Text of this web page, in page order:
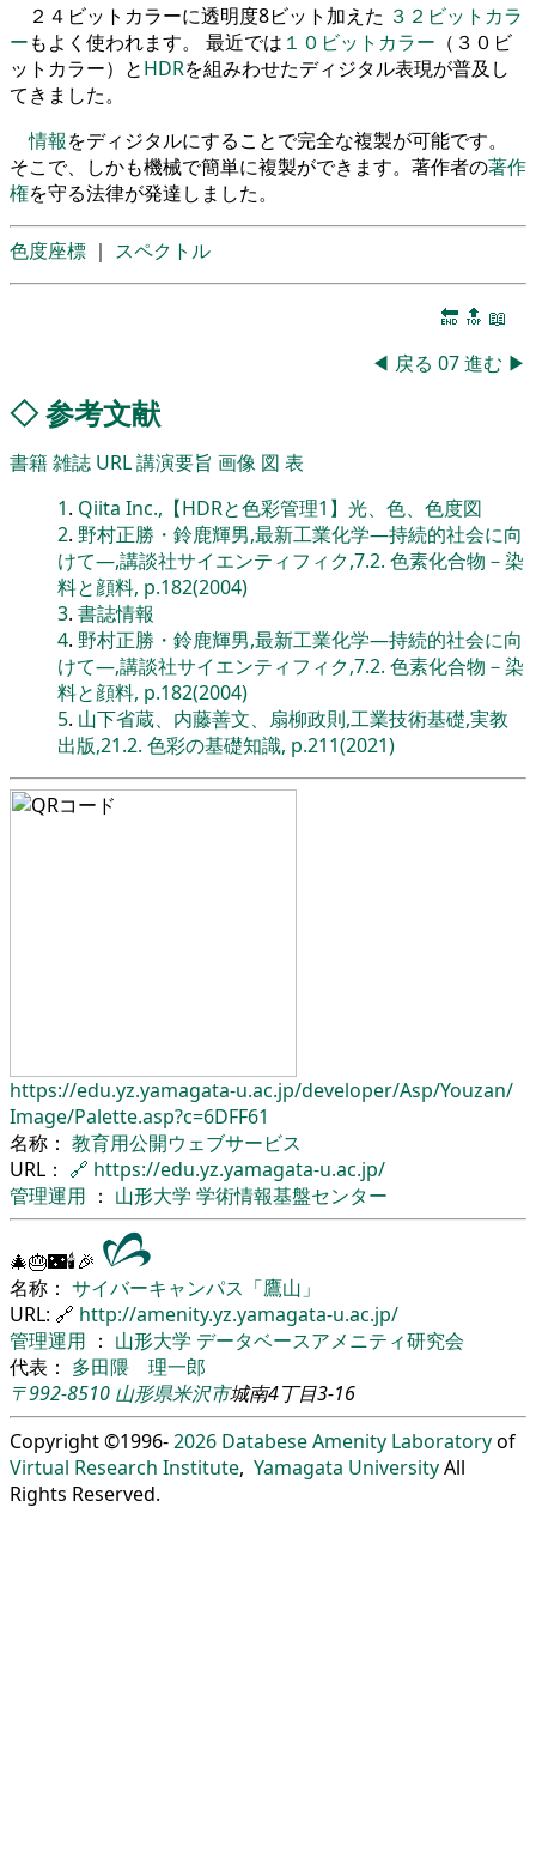
２４ビットカラーに透明度8ビット加えた ３２ビットカラ
ーもよく使われます。 最近では １０ビットカラー （３０ビ
ットカラー）とHDRを組みわせたディジタル表現が普及し
てきました。
情報をディジタルにすることで完全な複製が可能です。
そこで、しかも機械で簡単に複製ができます。著作者の著作
権を守る法律が発達しました。
色度座標 ｜ スペクトル
🔚 🔝 📖
◀ 戻る 07進む ▶
◇参考文献
書籍雑誌 URL講演要旨 画像 図 表
1. Qiita Inc.,【HDRと色彩管理1】光、色、色度図
2. 野村正勝・鈴鹿輝男,最新工業化学―持続的社会に向
けて―,講談社サイエンティフィク,7.2. 色素化合物－染
料と顔料, p.182(2004)
3. 書誌情報
4. 野村正勝・鈴鹿輝男,最新工業化学―持続的社会に向
けて―,講談社サイエンティフィク,7.2. 色素化合物－染
料と顔料, p.182(2004)
5. 山下省蔵、内藤善文、扇柳政則,工業技術基礎,実教
出版,21.2. 色彩の基礎知識, p.211(2021)
https://edu.yz.yamagata-u.ac.jp/developer/Asp/Youzan/
Image/Palette.asp?c=6DFF61
名称： 教育用公開ウェブサービス
URL： 🔗 https://edu.yz.yamagata-u.ac.jp/
管理運用 ： 山形大学 学術情報基盤センター
🎄🎂🌃🕯🎉
名称： サイバーキャンパス「鷹山」
URL: 🔗 http://amenity.yz.yamagata-u.ac.jp/
管理運用 ： 山形大学 データベースアメニティ研究会
代表： 多田隈 理一郎
〒992-8510 山形県米沢市城南4丁目3-16
Copyright ©1996-2026 Databese Amenity Laboratoryof
Virtual Research Institute, Yamagata UniversityAll
Rights Reserved.